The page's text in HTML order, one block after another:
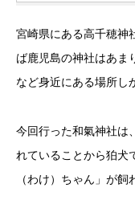
宮崎県にある高千穂神
ば鹿児島の神社はあま
など身近にある場所し
今回行った和氣神社は
れていることから狛犬
（わけ）ちゃん」が飼